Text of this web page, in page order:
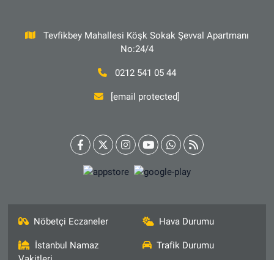
Tevfikbey Mahallesi Köşk Sokak Şevval Apartmanı
No:24/4
0212 541 05 44
[email protected]
Nöbetçi Eczaneler Hava Durumu
İstanbul Namaz
Trafik Durumu